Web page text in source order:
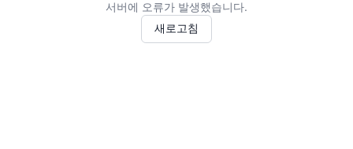
서버에 오류가 발생했습니다.
새로고침